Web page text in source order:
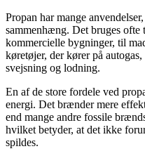
Propan har mange
sammenhæng. Det bruges
kommercielle bygninger, til
køretøjer, der kører på
svejsning og lodning.
En af de store fordele ved
energi. Det brænder mere
end mange andre fossile
hvilket betyder, at det ikke
spildes.